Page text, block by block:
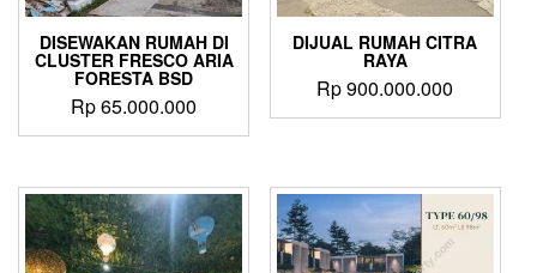
DISEWAKAN RUMAH DI
CLUSTER FRESCO ARIA
FORESTA BSD
Rp65.000.000
DIJUAL RUMAH CITRA
RAYA
Rp900.000.000